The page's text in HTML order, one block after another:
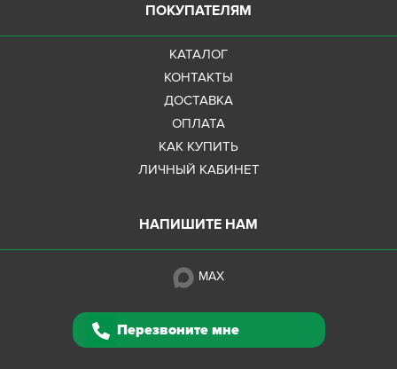
ПОКУПАТЕЛЯМ
КАТАЛОГ
КОНТАКТЫ
ДОСТАВКА
ОПЛАТА
КАК КУПИТЬ
ЛИЧНЫЙ КАБИНЕТ
НАПИШИТЕ НАМ
MAX
Перезвоните мне